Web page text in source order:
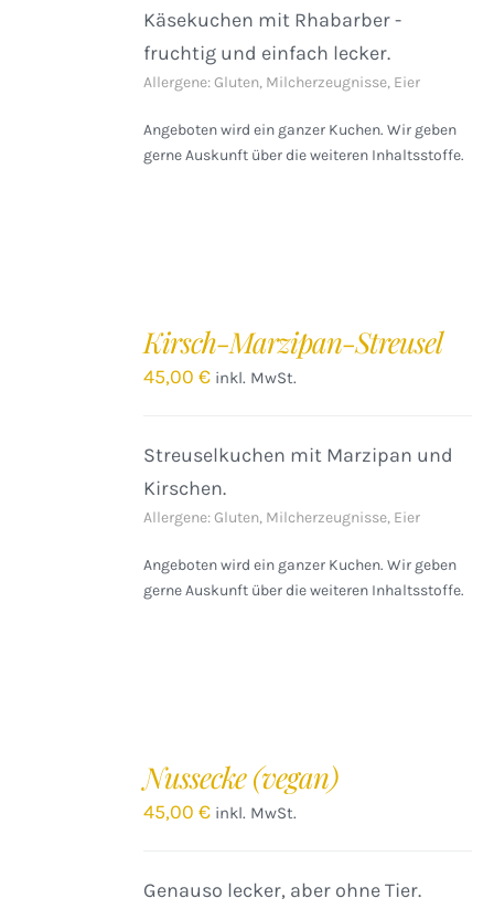
Käsekuchen mit Rhabarber -
fruchtig und einfach lecker.
Allergene: Gluten, Milcherzeugnisse, Eier
Angeboten wird ein ganzer Kuchen. Wir geben
gerne Auskunft über die weiteren Inhaltsstoffe.
Kirsch-Marzipan-Streusel
45,00€ inkl. MwSt.
Streuselkuchen mit Marzipan und
Kirschen.
Allergene: Gluten, Milcherzeugnisse, Eier
Angeboten wird ein ganzer Kuchen. Wir geben
gerne Auskunft über die weiteren Inhaltsstoffe.
Nussecke (vegan)
45,00€ inkl. MwSt.
Genauso lecker, aber ohne Tier.